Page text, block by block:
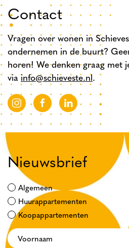
Contact
Vragen over wonen in
ondernemen in de buurt?
horen! We denken graag met
viainfo@schieveste.nl.
Nieuwsbrief
Algemeen
Huurappartementen
Koopappartementen